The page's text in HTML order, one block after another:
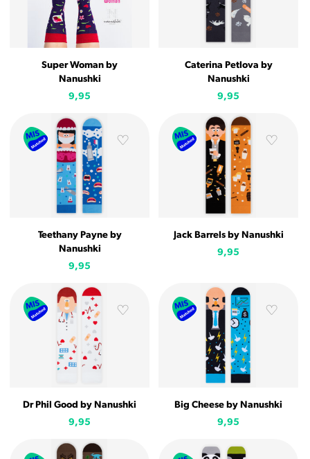
Super Woman by
Nanushki
9,95
Caterina Petlova by
Nanushki
9,95
Teethany Payne by
Nanushki
9,95
Jack Barrels by Nanushki
9,95
Dr Phil Good by Nanushki
9,95
Big Cheese by Nanushki
9,95